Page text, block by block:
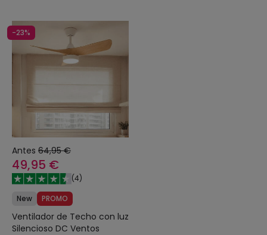
-23%
Antes 64,95 €
49,95 €
(4)
New
PROMO
Ventilador de Techo con luz
Silencioso DC Ventos